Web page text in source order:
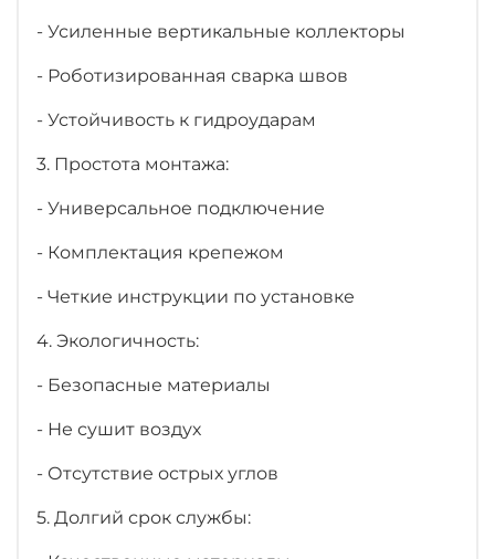
- Усиленные вертикальные коллекторы
- Роботизированная сварка швов
- Устойчивость к гидроударам
3. Простота монтажа:
- Универсальное подключение
- Комплектация крепежом
- Четкие инструкции по установке
4. Экологичность:
- Безопасные материалы
- Не сушит воздух
- Отсутствие острых углов
5. Долгий срок службы: